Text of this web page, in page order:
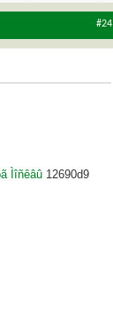
#24
Ìîñêâû 12690d9